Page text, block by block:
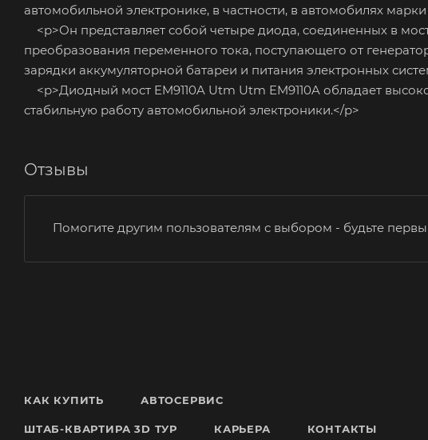
автомобильной электронике, в частности, в автомобилях
<p>Он представляет собой четыре диода, соединенных в
преобразования переменного тока, поступающего от
зарядки аккумуляторной батареи и питания электронных
<p>Диодный мост EM9110A Utm Utm EM9110A обладает
стабильную работу автомобильной электроники.</p>
Отзывы
Помогите другим пользователям с выбором - будьте
КАК КУПИТЬ АВТОСЕРВИС
ШТАБ-КВАРТИРА 3D ТУР КАРЬЕРА КОНТАКТЫ